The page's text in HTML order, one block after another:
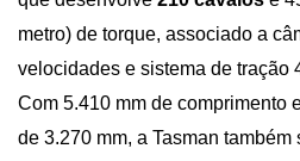
metro) de torque, associado a
velocidades e sistema de tração
Com 5.410 mm de comprimento
de 3.270 mm, a Tasman